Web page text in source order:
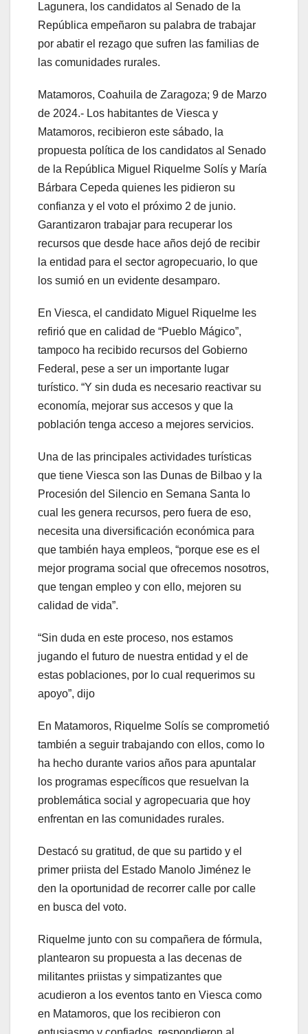
Lagunera, los candidatos al Senado de la
República empeñaron su palabra de trabajar
por abatir el rezago que sufren las familias de
las comunidades rurales.
Matamoros, Coahuila de Zaragoza; 9 de Marzo
de 2024.- Los habitantes de Viesca y
Matamoros, recibieron este sábado, la
propuesta política de los candidatos al Senado
de la República Miguel Riquelme Solís y María
Bárbara Cepeda quienes les pidieron su
confianza y el voto el próximo 2 de junio.
Garantizaron trabajar para recuperar los
recursos que desde hace años dejó de recibir
la entidad para el sector agropecuario, lo que
los sumió en un evidente desamparo.
En Viesca, el candidato Miguel Riquelme les
refirió que en calidad de “Pueblo Mágico”,
tampoco ha recibido recursos del Gobierno
Federal, pese a ser un importante lugar
turístico. “Y sin duda es necesario reactivar su
economía, mejorar sus accesos y que la
población tenga acceso a mejores servicios.
Una de las principales actividades turísticas
que tiene Viesca son las Dunas de Bilbao y la
Procesión del Silencio en Semana Santa lo
cual les genera recursos, pero fuera de eso,
necesita una diversificación económica para
que también haya empleos, “porque ese es el
mejor programa social que ofrecemos nosotros,
que tengan empleo y con ello, mejoren su
calidad de vida”.
“Sin duda en este proceso, nos estamos
jugando el futuro de nuestra entidad y el de
estas poblaciones, por lo cual requerimos su
apoyo”, dijo
En Matamoros, Riquelme Solís se comprometió
también a seguir trabajando con ellos, como lo
ha hecho durante varios años para apuntalar
los programas específicos que resuelvan la
problemática social y agropecuaria que hoy
enfrentan en las comunidades rurales.
Destacó su gratitud, de que su partido y el
primer priista del Estado Manolo Jiménez le
den la oportunidad de recorrer calle por calle
en busca del voto.
Riquelme junto con su compañera de fórmula,
plantearon su propuesta a las decenas de
militantes priistas y simpatizantes que
acudieron a los eventos tanto en Viesca como
en Matamoros, que los recibieron con